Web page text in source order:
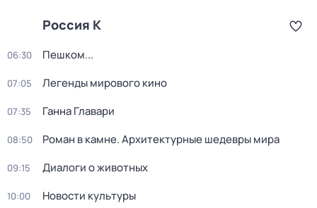
Россия К
06:30 Пешком...
07:05 Легенды мирового кино
07:35 Ганна Главари
08:50 Роман в камне. Архитектурные шедевры мира
09:15 Диалоги о животных
10:00 Новости культуры